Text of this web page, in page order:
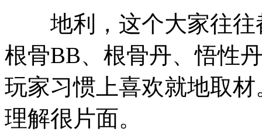
地利，这个大家往往
根骨BB、根骨丹、悟性
玩家习惯上喜欢就地取
理解很片面。